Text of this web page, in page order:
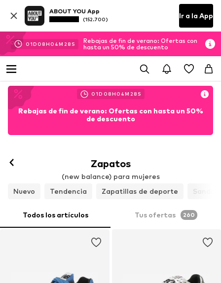
ABOUT YOU App
(152.700) Ir a la App
01D 08H 04M 27 S
Rebajas de fin de verano: Ofertas con
hasta un 50% de descuento
01D 08H 04M 27 S
Rebajas de fin de verano: Ofertas con hasta un 50%
de descuento
Zapatos
(new balance) para mujeres
Nuevo
Tendencia Zapatillas de deporte
Todos los artículos Tus ofertas 260